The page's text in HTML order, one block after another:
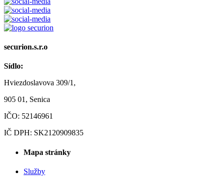
securion.s.r.o
Sídlo:
Hviezdoslavova 309/1,
905 01, Senica
IČO: 52146961
IČ DPH: SK2120909835
Mapa stránky
Služby